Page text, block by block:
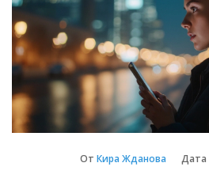
новичков.
От Кира Жданова Дата